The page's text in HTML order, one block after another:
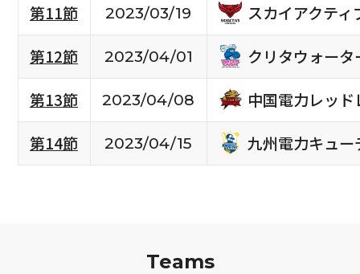
第11節
2023/03/19
スカイアクティ
第12節
2023/04/01
クリタウォー
第13節
2023/04/08
中国電力レッ
第14節
2023/04/15 九州電力キュ
Teams